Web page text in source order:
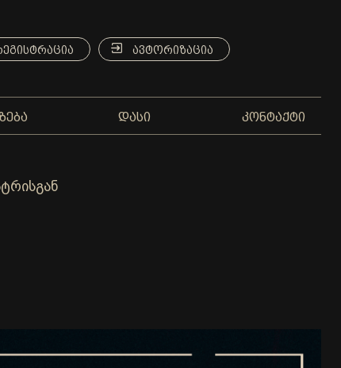
ᲐᲕᲢᲝᲠᲘᲖᲐᲪᲘᲐ
ᲓᲐᲡᲘ ᲙᲝᲜᲢᲐᲥᲢᲘ